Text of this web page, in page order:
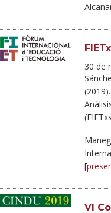
30 de
[
VI